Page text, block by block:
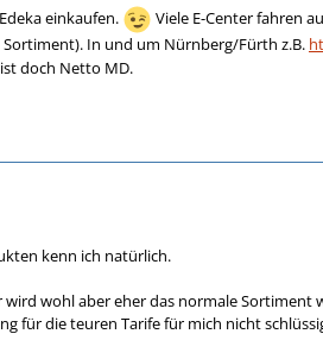
einkaufen.
Viele E-Center fahren
In und um Nürnberg/Fürth z.B.
doch Netto MD.
kenn ich natürlich.
wohl aber eher das normale
für die teuren Tarife für mich nicht